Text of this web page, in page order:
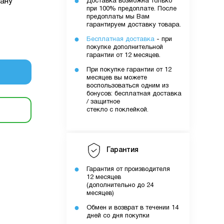
при 100% предоплате. После
предоплаты мы Вам
гарантируем доставку товара.
Бесплатная доставка - при
покупке дополнительной
гарантии от 12 месяцев.
При покупке гарантии от 12
месяцев вы можете
воспользоваться одним из
бонусов: бесплатная доставка
/ защитное
стекло с поклейкой.
Гарантия
Гарантия от производителя
12 месяцев
(дополнительно до 24
месяцев)
Обмен и возврат в течении 14
дней со дня покупки